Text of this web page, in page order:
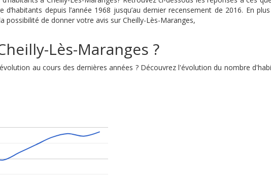
depuis l’année 1968 jusqu’au dernier recensement de 2016. En
de donner votre avis sur Cheilly-Lès-Maranges,
Lès-Maranges ?
au cours des dernières années ? Découvrez l'évolution du nombre